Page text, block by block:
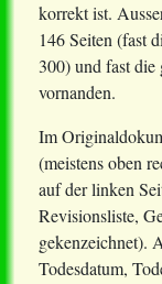
korrekt ist.
146 Seiten (fast
300) und fast
vornanden.
Im
(meistens oben
auf der linken
Revisionsliste,
gekenzeichnet).
Todesdatum,